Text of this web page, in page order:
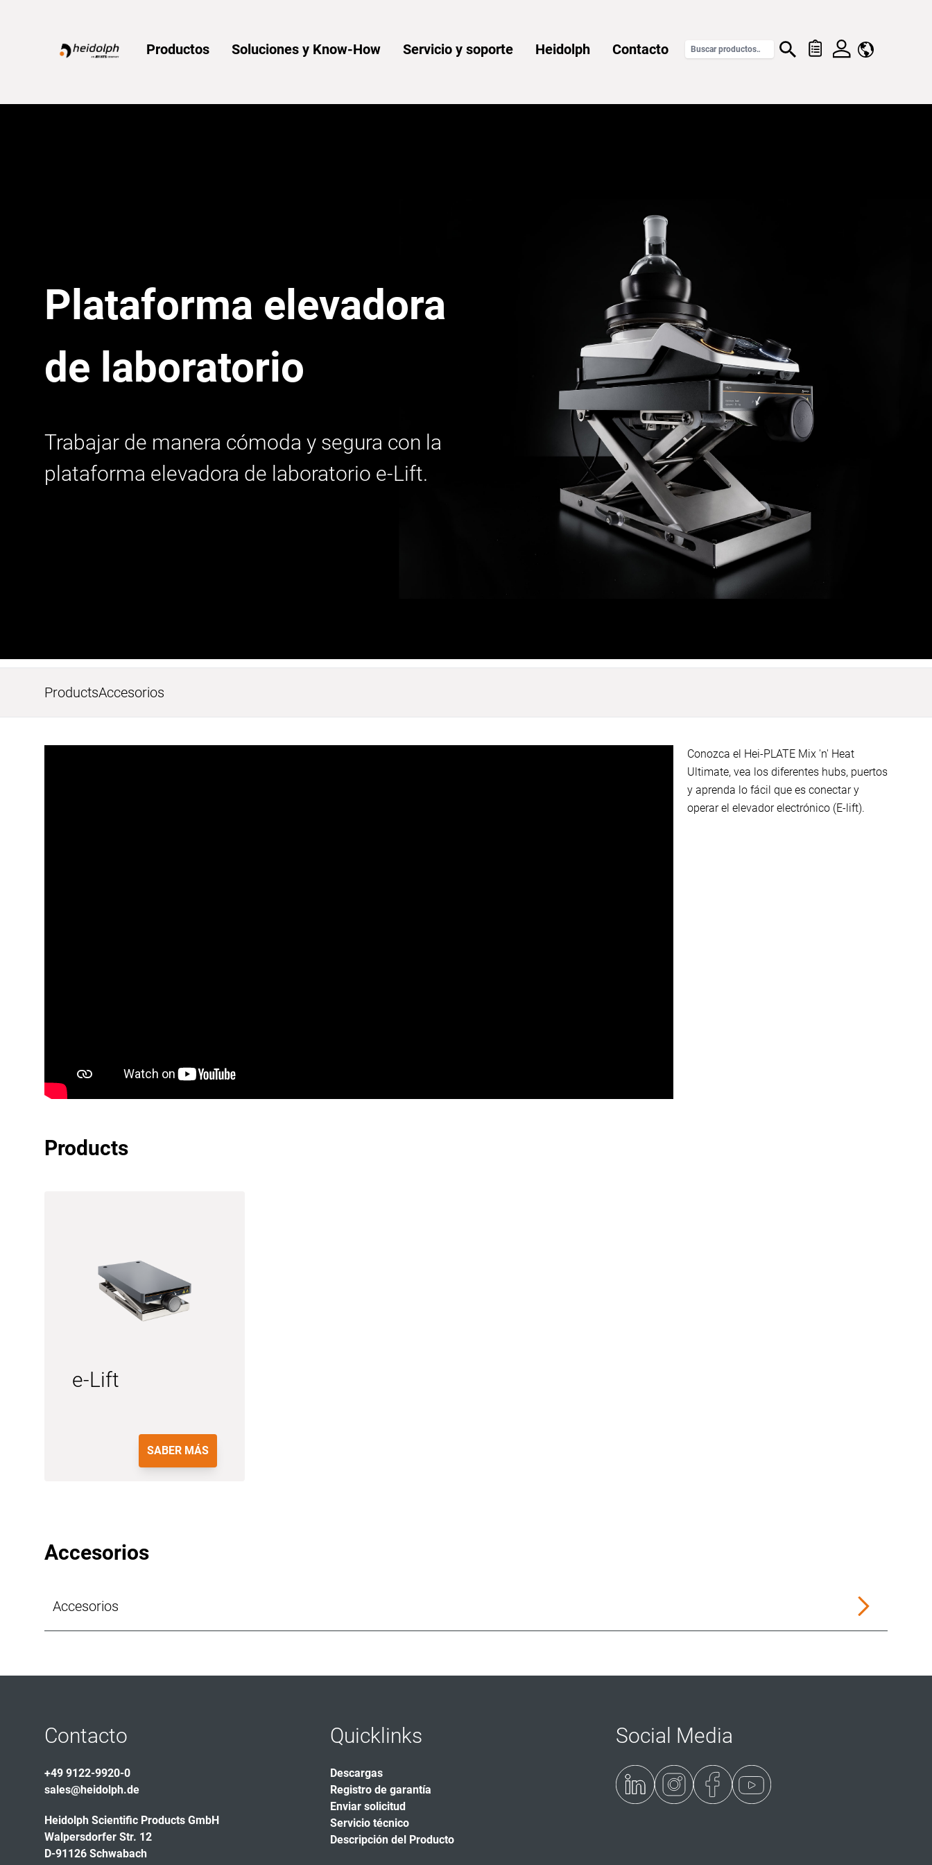
Productos Soluciones y Know-How Servicio y soporte Heidolph Contacto
Plataforma elevadora
de laboratorio
Trabajar de manera cómoda y segura con la
plataforma elevadora de laboratorio e-Lift.
ProductsAccesorios
Conozca el Hei-PLATE Mix 'n' Heat
Ultimate, vea los diferentes hubs, puertos
y aprenda lo fácil que es conectar y
operar el elevador electrónico (E-lift).
Products
e-Lift
SABER MÁS
Accesorios
Accesorios
Contacto
+49 9122-9920-0
sales@heidolph.de
Heidolph Scientific Products GmbH
Walpersdorfer Str. 12
D-91126 Schwabach
Quicklinks
Descargas
Registro de garantía
Enviar solicitud
Servicio técnico
Descripción del Producto
Social Media